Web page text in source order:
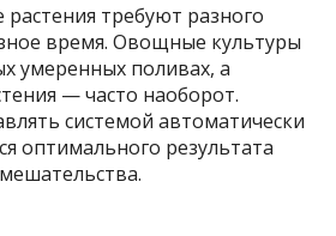
требуют разного
время. Овощные культуры
умеренных поливах, а
— часто наоборот.
системой автоматически
оптимального результата